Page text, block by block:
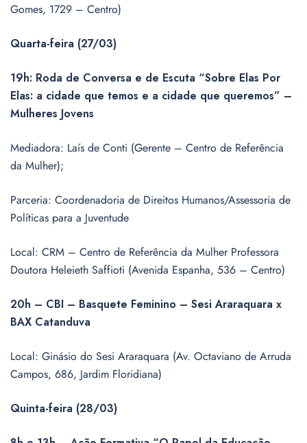
Gomes, 1729 – Centro)
Quarta-feira (27/03)
19h: Roda de Conversa e de Escuta “Sobre Elas Por
Elas: a cidade que temos e a cidade que queremos” –
Mulheres Jovens
Mediadora: Laís de Conti (Gerente – Centro de Referência
da Mulher);
Parceria: Coordenadoria de Direitos Humanos/Assessoria de
Políticas para a Juventude
Local: CRM – Centro de Referência da Mulher Professora
Doutora Heleieth Saffioti (Avenida Espanha, 536 – Centro)
20h – CBI – Basquete Feminino – Sesi Araraquara x
BAX Catanduva
Local: Ginásio do Sesi Araraquara (Av. Octaviano de Arruda
Campos, 686, Jardim Floridiana)
Quinta-feira (28/03)